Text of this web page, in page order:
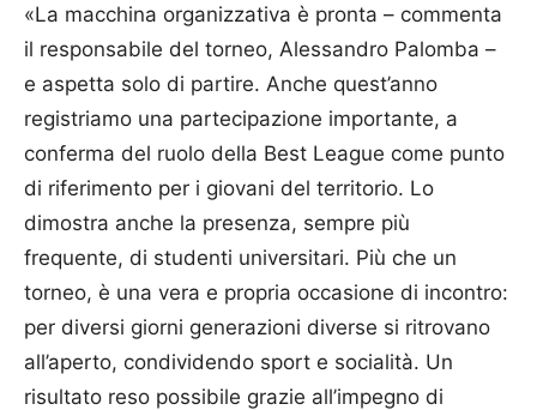
«La macchina organizzativa è pronta – commenta
il responsabile del torneo, Alessandro Palomba –
e aspetta solo di partire. Anche quest’anno
registriamo una partecipazione importante, a
conferma del ruolo della Best League come punto
di riferimento per i giovani del territorio. Lo
dimostra anche la presenza, sempre più
frequente, di studenti universitari. Più che un
torneo, è una vera e propria occasione di incontro:
per diversi giorni generazioni diverse si ritrovano
all’aperto, condividendo sport e socialità. Un
risultato reso possibile grazie all’impegno di